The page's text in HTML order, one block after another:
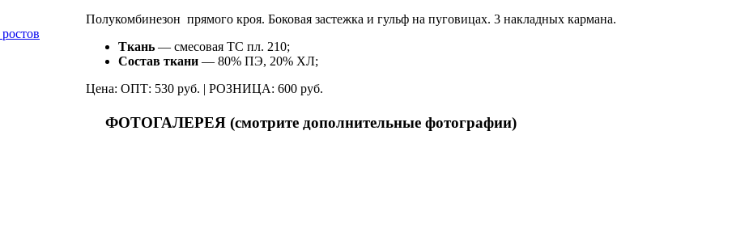
Полукомбинезон прямого кроя. Боковая застежка и гульф на пуговицах. 3 накладных кармана.
Ткань — смесовая ТС пл. 210;
Состав ткани — 80% ПЭ, 20% ХЛ;
Цена: ОПТ: 530 руб. | РОЗНИЦА: 600 руб.
ФОТОГАЛЕРЕЯ (смотрите дополнительные фотографии)